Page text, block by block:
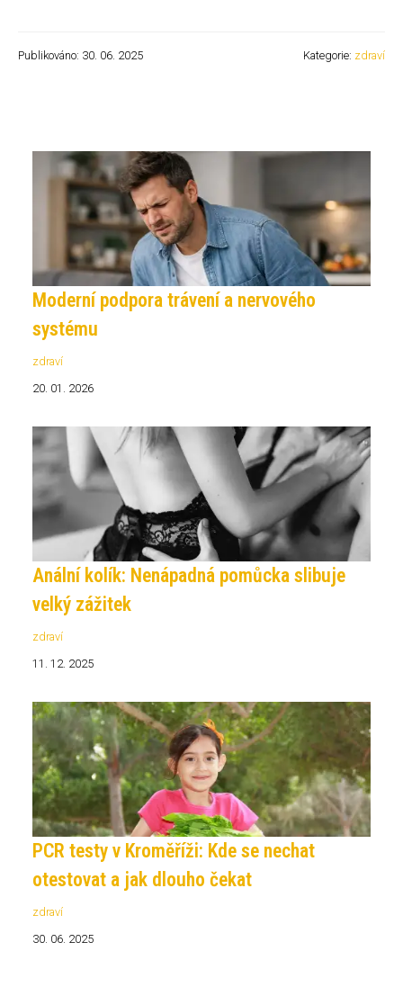
Publikováno: 30. 06. 2025 Kategorie: zdraví
Moderní podpora trávení a nervového
systému
zdraví
20. 01. 2026
Anální kolík: Nenápadná pomůcka slibuje
velký zážitek
zdraví
11. 12. 2025
PCR testy v Kroměříži: Kde se nechat
otestovat a jak dlouho čekat
zdraví
30. 06. 2025